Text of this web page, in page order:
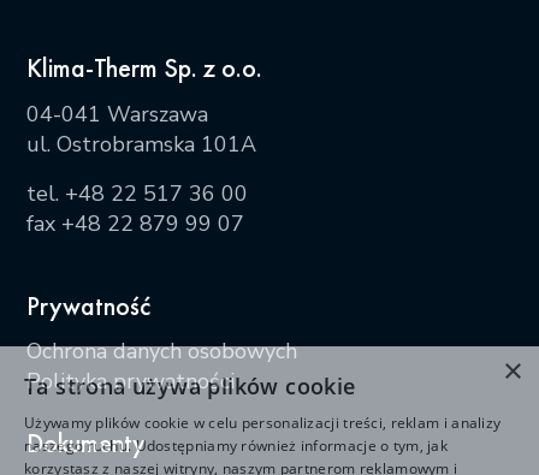
Klima-Therm Sp. z o.o.
04-041 Warszawa
ul. Ostrobramska 101A
tel. +48 22 517 36 00
fax +48 22 879 99 07
Prywatność
Ochrona danych osobowych
Polityka prywatności
Dokumenty
×
Ta strona używa plików cookie
Używamy plików cookie w celu personalizacji treści, reklam i analizy
naszego ruchu. Udostępniamy również informacje o tym, jak
korzystasz z naszej witryny, naszym partnerom reklamowym i